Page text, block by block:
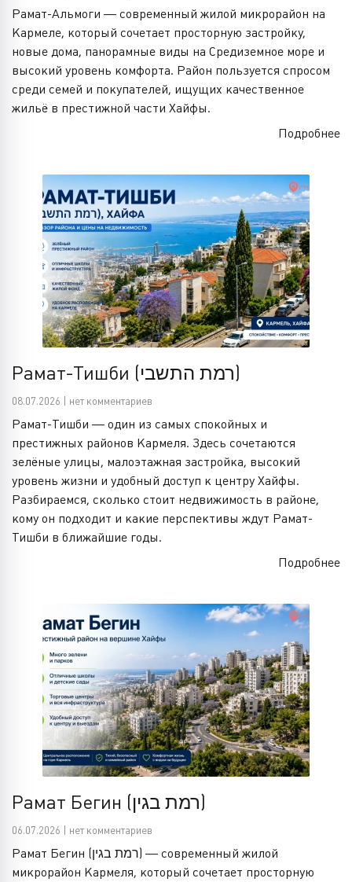
Рамат-Альмоги — современный жилой микрорайон на
Кармеле, который сочетает просторную застройку,
новые дома, панорамные виды на Средиземное море и
высокий уровень комфорта. Район пользуется спросом
среди семей и покупателей, ищущих качественное
жильё в престижной части Хайфы.
Подробнее
Рамат-Тишби (רמת התשבי)
08.07.2026 | нет комментариев
Рамат-Тишби — один из самых спокойных и
престижных районов Кармеля. Здесь сочетаются
зелёные улицы, малоэтажная застройка, высокий
уровень жизни и удобный доступ к центру Хайфы.
Разбираемся, сколько стоит недвижимость в районе,
кому он подходит и какие перспективы ждут Рамат-
Тишби в ближайшие годы.
Подробнее
Рамат Бегин (רמת בגין)
06.07.2026 | нет комментариев
Рамат Бегин (רמת בגין) — современный жилой
микрорайон Кармеля, который сочетает просторную